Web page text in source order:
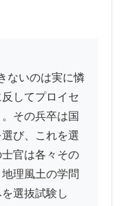
してプロイセ
その兵卒は国
び、これを選
官は各々その
理風土の学問
選抜試験し